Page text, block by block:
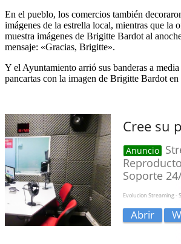
En el pueblo, los comercios también
imágenes de la estrella local, mientras que la
muestra imágenes de Brigitte Bardot al
mensaje: «Gracias, Brigitte».
Y el Ayuntamiento arrió sus banderas a
pancartas con la imagen de Brigitte Bardot en